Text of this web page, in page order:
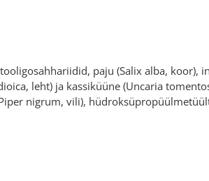
paju (Salix alba, koor),
leht) ja kassiküüne (Uncaria
nigrum, vili),